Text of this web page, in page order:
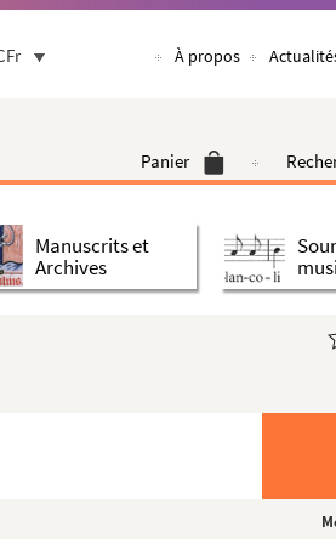
À propos
Panier
Manuscrits et
Archives